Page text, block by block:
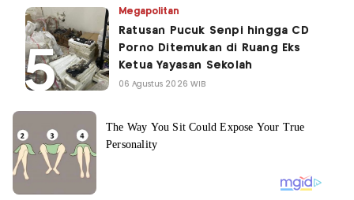
Megapolitan
Ratusan Pucuk Senpi hingga CD
Porno Ditemukan di Ruang Eks
Ketua Yayasan Sekolah
06 Agustus 2026 WIB